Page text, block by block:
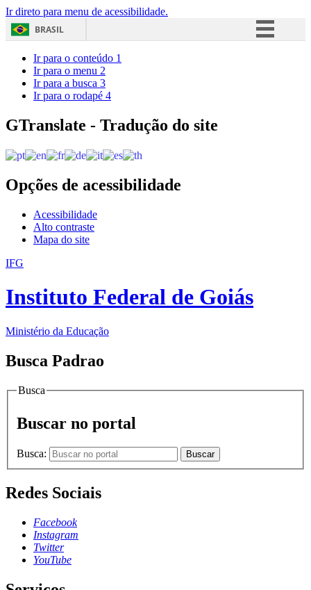
Ir direto para menu de acessibilidade.
BRASIL
Acesso à informação
Ir para o conteúdo 1
Ir para o menu 2
Ir para a busca 3
Ir para o rodapé 4
GTranslate - Tradução do site
Opções de acessibilidade
Acessibilidade
Alto contraste
Mapa do site
IFG
Instituto Federal de Goiás
Ministério da Educação
Busca Padrao
Busca
Buscar no portal
Busca: Buscar
Redes Sociais
Facebook
Instagram
Twitter
YouTube